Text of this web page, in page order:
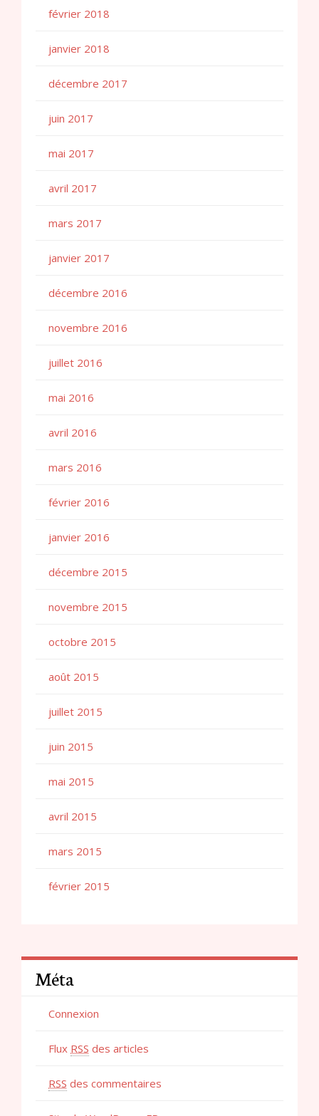
février 2018
janvier 2018
décembre 2017
juin 2017
mai 2017
avril 2017
mars 2017
janvier 2017
décembre 2016
novembre 2016
juillet 2016
mai 2016
avril 2016
mars 2016
février 2016
janvier 2016
décembre 2015
novembre 2015
octobre 2015
août 2015
juillet 2015
juin 2015
mai 2015
avril 2015
mars 2015
février 2015
Méta
Connexion
Flux RSS des articles
RSS des commentaires